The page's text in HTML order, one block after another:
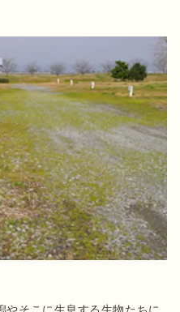
やそこに生息する生物たちに